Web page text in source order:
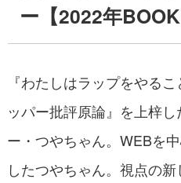
ー【2022年BOOK
『わたしはラップをやる
ッパー批評原論』を上梓
ー・つやちゃん。WEBを
したつやちゃん。視点の